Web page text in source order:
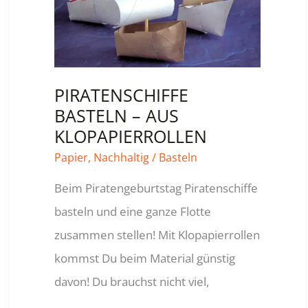
PIRATENSCHIFFE
BASTELN – AUS
KLOPAPIERROLLEN
Papier, Nachhaltig/ Basteln
Beim Piratengeburtstag Piratenschiffe
basteln und eine ganze Flotte
zusammen stellen! Mit Klopapierrollen
kommst Du beim Material günstig
davon! Du brauchst nicht viel,